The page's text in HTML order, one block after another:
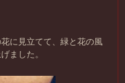
に見立てて、緑と花の風
ました。